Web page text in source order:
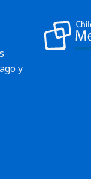
y